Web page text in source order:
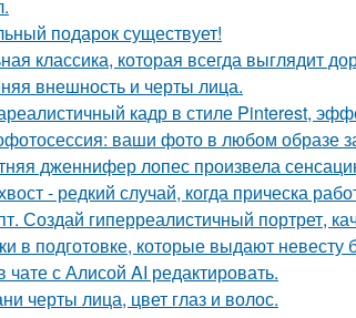
подарок существует!
классика, которая всегда выглядит
внешность и черты лица.
кадр в стиле Pinterest,
ваши фото в любом образе
дженнифер лопес произвела
- редкий случай, когда прическа
Создай гиперреалистичный портрет,
в подготовке, которые выдают невесту
чате с Алисой AI редактировать.
черты лица, цвет глаз и волос.